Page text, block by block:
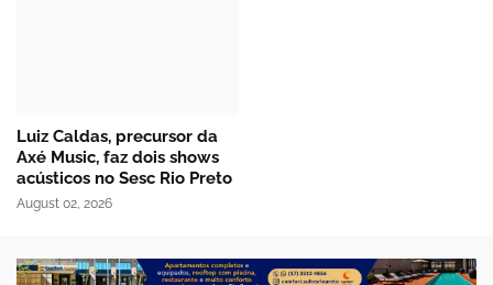
Luiz Caldas, precursor da
Axé Music, faz dois shows
acústicos no Sesc Rio Preto
August 02, 2026